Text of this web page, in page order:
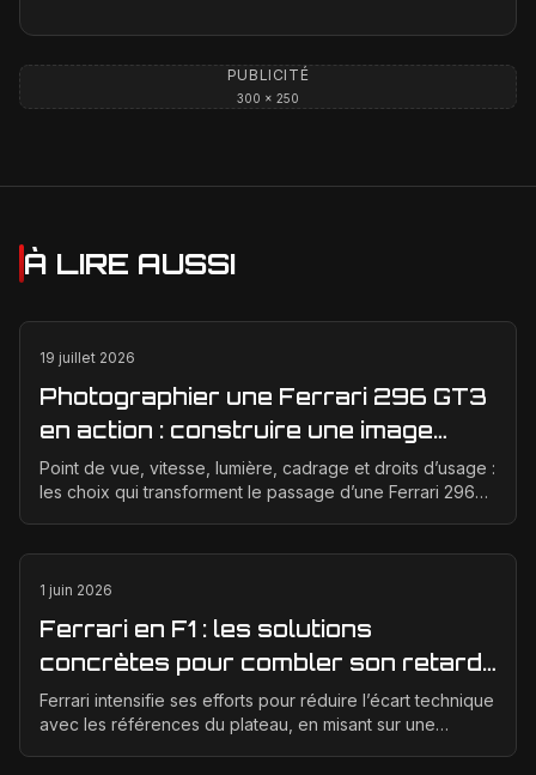
PUBLICITÉ
300 × 250
À LIRE AUSSI
19 juillet 2026
Photographier une Ferrari 296 GT3
en action : construire une image
éditoriale qui raconte la course
Point de vue, vitesse, lumière, cadrage et droits d’usage :
les choix qui transforment le passage d’une Ferrari 296
1 juin 2026
Ferrari en F1 : les solutions
concrètes pour combler son retard
technique en 2026
Ferrari intensifie ses efforts pour réduire l’écart technique
avec les références du plateau, en misant sur une